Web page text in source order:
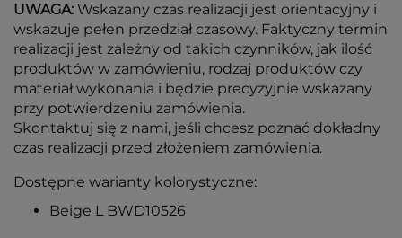
UWAGA: Wskazany czas realizacji jest orientacyjny i
wskazuje pełen przedział czasowy. Faktyczny termin
realizacji jest zależny od takich czynników, jak ilość
produktów w zamówieniu, rodzaj produktów czy
materiał wykonania i będzie precyzyjnie wskazany
przy potwierdzeniu zamówienia.
Skontaktuj się z nami, jeśli chcesz poznać dokładny
czas realizacji przed złożeniem zamówienia.
Dostępne warianty kolorystyczne:
Beige L BWD10526